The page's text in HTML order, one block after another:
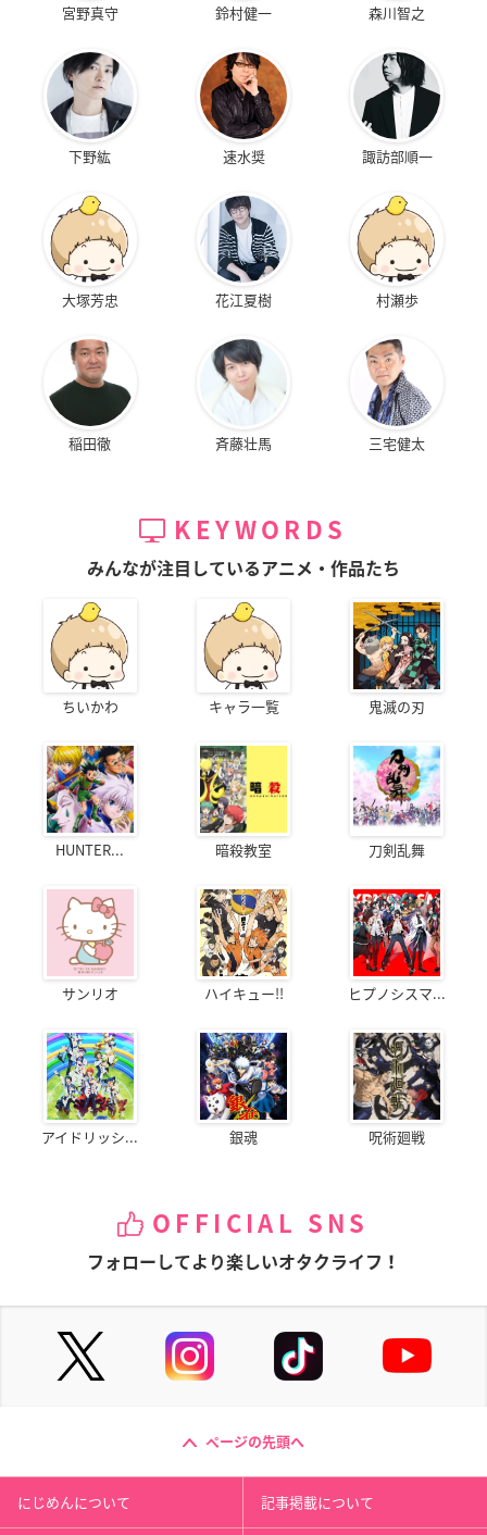
宮野真守 鈴村健一 森川智之
下野紘 速水奨 諏訪部順一
大塚芳忠 花江夏樹 村瀬歩
稲田徹 斉藤壮馬 三宅健太
KEYWORDS
みんなが注目しているアニメ・作品たち
ちいかわ キャラ一覧 鬼滅の刃
HUNTER... 暗殺教室 刀剣乱舞
サンリオ ハイキュー!! ヒプノシスマ...
アイドリッシ... 銀魂 呪術廻戦
OFFICIAL SNS
フォローしてより楽しいオタクライフ！
ページの先頭へ
にじめんについて 記事掲載について